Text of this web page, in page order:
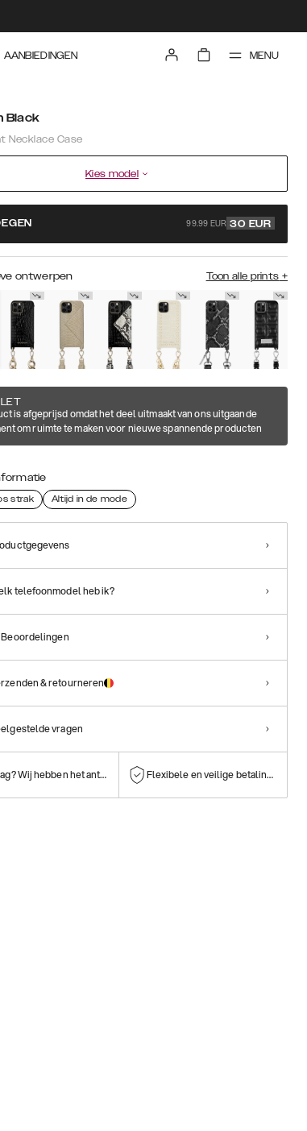
AANBIEDINGEN MENU
Black
Necklace Case
Kies model
99.99 EUR 30 EUR
ontwerpen Toon alle prints +
is afgeprijsd omdat het deel uitmaakt van ons uitgaande
om ruimte te maken voor nieuwe spannende producten
strak Altijd in de mode
telefoonmodel heb ik?
Beoordelingen
& retourneren
vragen
Wij hebben het antwoord! Flexibele en veilige betalingen